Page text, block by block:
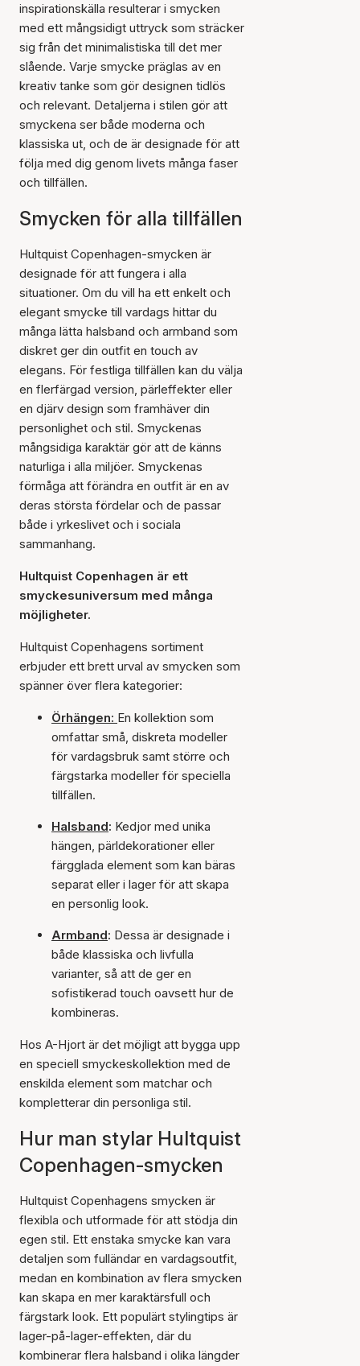
inspirationskälla resulterar i smycken
med ett mångsidigt uttryck som sträcker
sig från det minimalistiska till det mer
slående. Varje smycke präglas av en
kreativ tanke som gör designen tidlös
och relevant. Detaljerna i stilen gör att
smyckena ser både moderna och
klassiska ut, och de är designade för att
följa med dig genom livets många faser
och tillfällen.
Smycken för alla tillfällen
Hultquist Copenhagen-smycken är
designade för att fungera i alla
situationer. Om du vill ha ett enkelt och
elegant smycke till vardags hittar du
många lätta halsband och armband som
diskret ger din outfit en touch av
elegans. För festliga tillfällen kan du välja
en flerfärgad version, pärleffekter eller
en djärv design som framhäver din
personlighet och stil. Smyckenas
mångsidiga karaktär gör att de känns
naturliga i alla miljöer. Smyckenas
förmåga att förändra en outfit är en av
deras största fördelar och de passar
både i yrkeslivet och i sociala
sammanhang.
Hultquist Copenhagen är ett
smyckesuniversum med många
möjligheter.
Hultquist Copenhagens sortiment
erbjuder ett brett urval av smycken som
spänner över flera kategorier:
Örhängen: En kollektion som
omfattar små, diskreta modeller
för vardagsbruk samt större och
färgstarka modeller för speciella
tillfällen.
Halsband: Kedjor med unika
hängen, pärldekorationer eller
färgglada element som kan bäras
separat eller i lager för att skapa
en personlig look.
Armband: Dessa är designade i
både klassiska och livfulla
varianter, så att de ger en
sofistikerad touch oavsett hur de
kombineras.
Hos A-Hjort är det möjligt att bygga upp
en speciell smyckeskollektion med de
enskilda element som matchar och
kompletterar din personliga stil.
Hur man stylar Hultquist
Copenhagen-smycken
Hultquist Copenhagens smycken är
flexibla och utformade för att stödja din
egen stil. Ett enstaka smycke kan vara
detaljen som fulländar en vardagsoutfit,
medan en kombination av flera smycken
kan skapa en mer karaktärsfull och
färgstark look. Ett populärt stylingtips är
lager-på-lager-effekten, där du
kombinerar flera halsband i olika längder